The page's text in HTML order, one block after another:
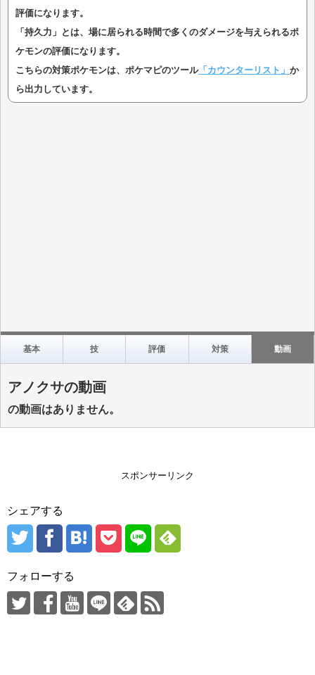
評価になります。
「持久力」とは、場に居られる時間で多くのダメージを与えられるポ
ケモンの評価になります。
こちらの対策ポケモンは、ポケマピのツール「カウンターリスト」 か
ら出力しています。
基本 技 評価 対策 動画
アノクサの動画
の動画はありません。
スポンサーリンク
シェアする
フォローする